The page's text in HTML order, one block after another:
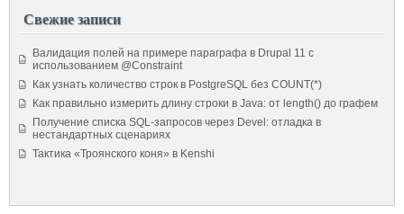
Свежие записи
Валидация полей на примере параграфа в Drupal 11 с
использованием @Constraint
Как узнать количество строк в PostgreSQL без COUNT(*)
Как правильно измерить длину строки в Java: от length() до графем
Получение списка SQL-запросов через Devel: отладка в
нестандартных сценариях
Тактика «Троянского коня» в Kenshi